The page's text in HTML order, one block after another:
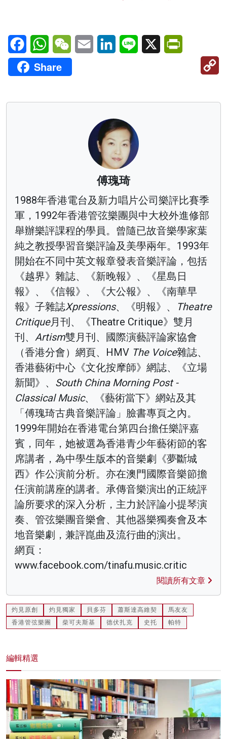
FacebookWhatsAppWeChatEmail LinkedInLine X
Share
傅瑰琦
1988年香港電台及新力唱片公司樂評比賽季
軍，1992年香港管弦樂團與中大校外進修部
舉辦樂評課程的學員。曾隨已故音樂學家葉
純之教授學習音樂評論及美學兩年。1993年
開始在不同中英文報章發表音樂評論，包括
《越界》雜誌、《新晚報》、《星島日
報》、《信報》、《大公報》、《南華早
報》子雜誌Xpressions、《明報》、
Theatre
Critique月刊、《Theatre Critique》雙月
刊、 Artism雙月刊、國際演藝評論家協會
（香港分會）網頁、HMV The Voice雜誌、
香港藝術中心《文化按摩師》網誌、《立場
新聞》、 South China Morning Post -
Classical Music、《藝術當下》網站及其
「傅瑰琦古典音樂評論」臉書專頁之內。
1999年開始在香港電台第四台擔任樂評嘉
賓，同年，她被選為香港青少年藝術節的客
席講者，為中學生版本的音樂劇《夢斷城
西》作公演前分析。亦在澳門國際音樂節擔
任演前講座的講者。承傳音樂演出的正統評
論所要求的深入分析，主力於評論小提琴演
奏、管弦樂團音樂會、其他器樂獨奏會及本
地音樂劇，兼評崑曲及流行曲的演出。
網頁：
www.facebook.com/tinafu.music.critic
閱讀所有文章
灼見原創 灼見獨家 貝多芬 蕭斯達高維契
馬友友
香港管弦樂團
柴可夫斯基 德伏扎克 史托 帕特
編輯精選